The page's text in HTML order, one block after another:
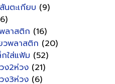
นตะเกียบ (9)
ลาสติก (16)
วพลาสติก (20)
ใส่แฟ้ม (52)
ง2ห่วง (21)
ง3ห่วง (6)